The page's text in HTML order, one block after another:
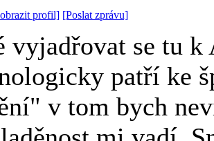
profil] [Poslat zprávu]
vyjadřovat se tu k
patří ke
v tom bych